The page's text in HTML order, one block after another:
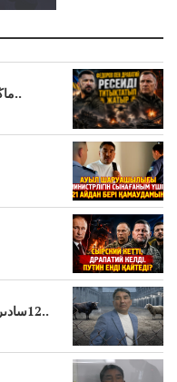
ماڭىنپوكروۆسكاپ، درون ماڭىنداعىنە ج..
12سادىربايدىتاعىسى كەلە12نجىلعاۇقا مەس..